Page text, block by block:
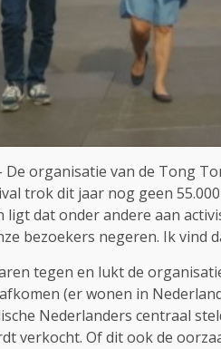
De organisatie van de Tong
trok dit jaar nog geen
dat onder andere aan
bezoekers negeren. Ik vind
tegen en lukt de
(er wonen in
Nederlanders centraal
verkocht. Of dit ook de